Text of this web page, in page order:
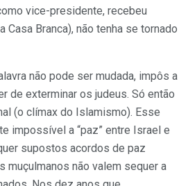
vice-presidente, recebeu
Casa Branca), não tenha se tornado
não pode ser mudada, impôs a
de exterminar os judeus. Só então
(o clímax do Islamismo). Esse
impossível a “paz” entre Israel e
supostos acordos de paz
não valem sequer a